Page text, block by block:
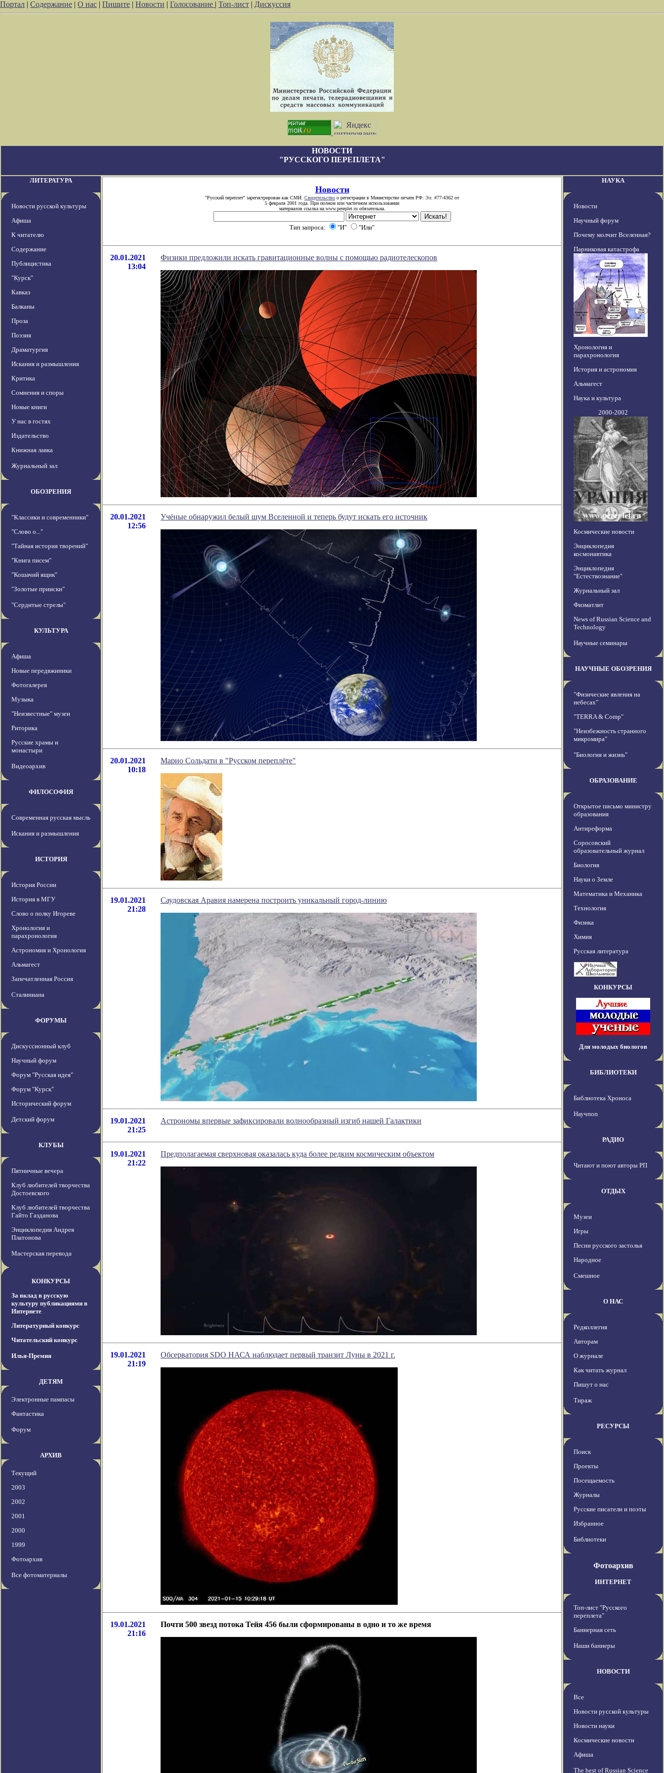
Портал | Содержание | О нас | Пишите | Новости | Голосование | Топ-лист | Дискуссия
НОВОСТИ
"РУССКОГО ПЕРЕПЛЕТА"
ЛИТЕРАТУРА
Новости русской культуры
Афиша
К читателю
Содержание
Публицистика
"Курск"
Кавказ
Балканы
Проза
Поэзия
Драматургия
Искания и размышления
Критика
Сомнения и споры
Новые книги
У нас в гостях
Издательство
Книжная лавка
Журнальный зал
ОБОЗРЕНИЯ
"Классики и современники"
"Слово о..."
"Тайная история творений"
"Книга писем"
"Кошачий ящик"
"Золотые прииски"
"Сердитые стрелы"
КУЛЬТУРА
Афиша
Новые передвжиники
Фотогалерея
Музыка
"Неизвестные" музеи
Риторика
Русские храмы и
монастыри
Видеоархив
ФИЛОСОФИЯ
Современная русская мысль
Искания и размышления
ИСТОРИЯ
История России
История в МГУ
Слово о полку Игореве
Хронология и
парахронология
Астрономия и Хронология
Альмагест
Запечатленная Россия
Сталиниана
ФОРУМЫ
Дискуссионный клуб
Научный форум
Форум "Русская идея"
Форум "Курск"
Исторический форум
Детский форум
КЛУБЫ
Пятничные вечера
Клуб любителей творчества
Достоевского
Клуб любителей творчества
Гайто Газданова
Энциклопедия Андрея
Платонова
Мастерская перевода
КОНКУРСЫ
За вклад в русскую
культуру публикациями в
Интернете
Литературный конкурс
Читательский конкурс
Илья-Премия
ДЕТЯМ
Электронные пампасы
Фантастика
Форум
АРХИВ
Текущий
2003
2002
2001
2000
1999
Фотоархив
Все фотоматериалы
Новости
"Русский переплет" зарегистрирован как СМИ. Свидетельство о регистрации в Министерстве печати РФ: Эл. #77-4362 от
5 февраля 2001 года. При полном или частичном использовании
материалов ссылка на www.pereplet.ru обязательна.
Тип запроса: "И" "Или"
20.01.2021
13:04
Физики предложили искать гравитационные волны с помощью радиотелескопов
20.01.2021
12:56
Учёные обнаружил белый шум Вселенной и теперь будут искать его источник
20.01.2021
10:18
Марио Сольдати в "Русском переплёте"
19.01.2021
21:28
Саудовская Аравия намерена построить уникальный город-линию
19.01.2021
21:25
Астрономы впервые зафиксировали волнообразный изгиб нашей Галактики
19.01.2021
21:22
Предполагаемая сверхновая оказалась куда более редким космическим объектом
19.01.2021
21:19
Обсерватория SDO НАСА наблюдает первый транзит Луны в 2021 г.
19.01.2021
21:16
Почти 500 звезд потока Тейя 456 были сформированы в одно и то же время
НАУКА
Новости
Научный форум
Почему молчит Вселенная?
Парниковая катастрофа
Хронология и
парахронология
История и астрономия
Альмагест
Наука и культура
2000-2002
Космические новости
Энциклопедия
космонавтика
Энциклопедия
"Естествознание"
Журнальный зал
Физматлит
News of Russian Science and
Technology
Научные семинары
НАУЧНЫЕ ОБОЗРЕНИЯ
"Физические явления на
небесах"
"TERRA & Comp"
"Неизбежность странного
микромира"
"Биология и жизнь"
ОБРАЗОВАНИЕ
Открытое письмо министру
образования
Антиреформа
Соросовский
образовательный журнал
Биология
Науки о Земле
Математика и Механика
Технология
Физика
Химия
Русская литература
КОНКУРСЫ
Для молодых биологов
БИБЛИОТЕКИ
Библиотека Хроноса
Научпоп
РАДИО
Читают и поют авторы РП
ОТДЫХ
Музеи
Игры
Песни русского застолья
Народное
Смешное
О НАС
Редколлегия
Авторам
О журнале
Как читать журнал
Пишут о нас
Тираж
РЕСУРСЫ
Поиск
Проекты
Посещаемость
Журналы
Русские писатели и поэты
Избранное
Библиотеки
Фотоархив
ИНТЕРНЕТ
Топ-лист "Русского
переплета"
Баннерная сеть
Наши баннеры
НОВОСТИ
Все
Новости русской культуры
Новости науки
Космические новости
Афиша
The best of Russian Science